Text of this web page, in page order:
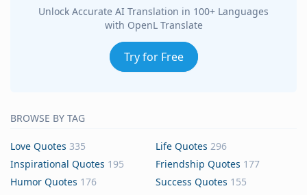
Unlock Accurate AI Translation in 100+ Languages
with OpenL Translate
Try for Free
BROWSE BY TAG
Love Quotes 335 Life Quotes 296
Inspirational Quotes 195 Friendship Quotes 177
Humor Quotes 176 Success Quotes 155